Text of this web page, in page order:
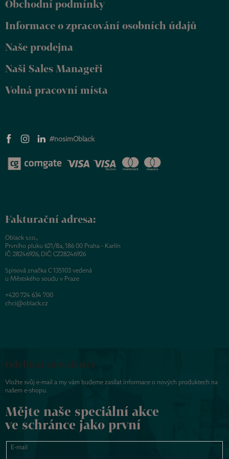
Obchodní podmínky
Informace o zpracování osobních údajů
Naše prodejna
Naši Sales Manageři
Volná pracovní místa
#nosimOblack
Fakturační adresa:
Oblack s.r.o.,
Prvního pluku 621/8a, 186 00 Praha - Karlín
IČ: 28246926, DIČ: CZ28246926
Spisová značka C 135103 vedená
u Městského soudu v Praze
+420 724 634 700
chci@oblack.cz
Odebírat newsletter
Vložte svůj e-mail a my vám budeme zasílat informace o nových produktech na
našem e-shopu.
Mějte naše speciální akce
ve schránce jako první
E-mail